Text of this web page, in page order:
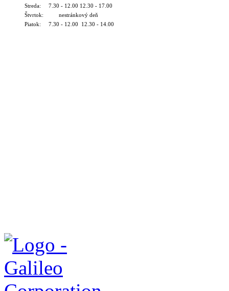
Streda: 7.30 - 12.00 12.30 - 17.00
Štvrtok: nestránkový deň
Piatok: 7.30 - 12.00 12.30 - 14.00